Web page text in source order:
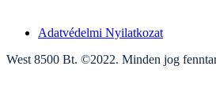
Adatvédelmi Nyilatkozat
West 8500 Bt. ©2022. Minden jog